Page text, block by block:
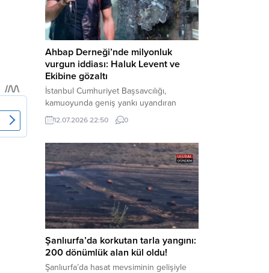
önlemleri altında adliyeye sevk edilen
U.Y. ve...
Ahbap Derneği’nde milyonluk
vurgun iddiası: Haluk Levent ve
Ekibine gözaltı
İstanbul Cumhuriyet Başsavcılığı,
kamuoyunda geniş yankı uyandıran
Ahbap Derneği’ne yönelik kapsamlı bir
soruşturma başlattığını ve Dernek
şüphelilerin gözaltına alındığını açıkladı.
Yürütülen tahkikatın “Dernekler
Kanunu’na muhalefet”, “suçtan
kaynaklanan mal varlığı değerlerini
aklama” ve “örgüt” suçlamaları
kapsamında derinleştirildiği bildirildi.
Haber Merkezi – Soruşturmanın
odağında, özellikle 6 Şubat...
12.07.2026 22:50 0
Şanlıurfa’da korkutan tarla yangını:
200 dönümlük alan kül oldu!
Şanlıurfa’da hasat mevsiminin gelişiyle